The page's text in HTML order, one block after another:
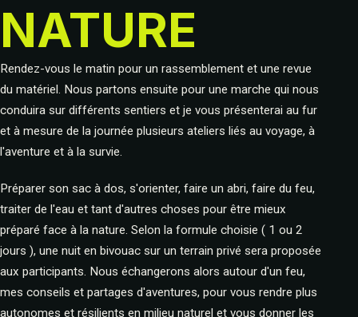
NATURE
Rendez-vous le matin pour un rassemblement et une revue
du matériel. Nous partons ensuite pour une marche qui nous
conduira sur différents sentiers et je vous présenterai au fur
et à mesure de la journée plusieurs ateliers liés au voyage, à
l'aventure et à la survie.
Préparer son sac à dos, s'orienter, faire un abri, faire du feu,
traiter de l'eau et tant d'autres choses pour être mieux
préparé face à la nature. Selon la formule choisie ( 1 ou 2
jours ), une nuit en bivouac sur un terrain privé sera proposée
aux participants. Nous échangerons alors autour d'un feu,
mes conseils et partages d'aventures, pour vous rendre plus
autonomes et résilients en milieu naturel et vous donner les